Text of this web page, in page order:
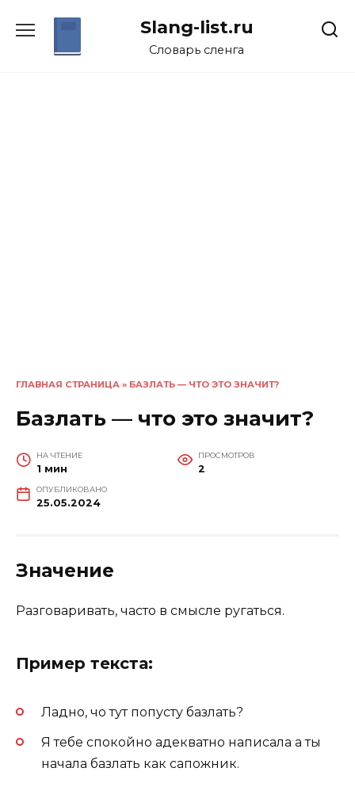
Slang-list.ru
Словарь сленга
ГЛАВНАЯ СТРАНИЦА » БАЗЛАТЬ — ЧТО ЭТО ЗНАЧИТ?
Базлать — что это значит?
НА ЧТЕНИЕ
1 мин
ПРОСМОТРОВ
2
ОПУБЛИКОВАНО
25.05.2024
Значение
Разговаривать, часто в смысле ругаться.
Пример текста:
Ладно, чо тут попусту базлать?
Я тебе спокойно адекватно написала а ты
начала базлать как сапожник.